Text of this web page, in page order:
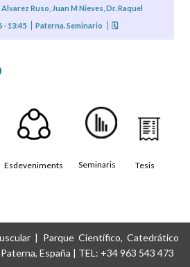
Ruso, Juan M Nieves, Dr. Raquel
- 13:45
Paterna. Seminario 🗓
Esdeveniments Seminaris Tesis
| Parque Científico, Catedrático
España | TEL: +34 963 543 473